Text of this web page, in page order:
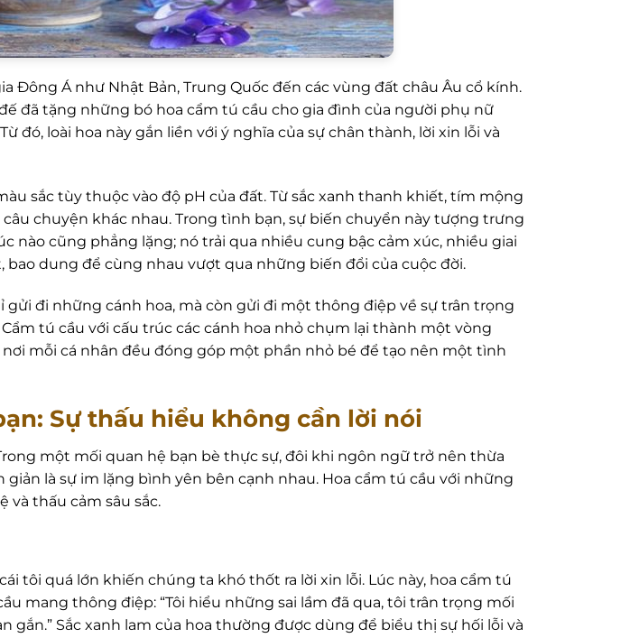
Đông Á như Nhật Bản, Trung Quốc đến các vùng đất châu Âu cổ kính.
đã tặng những bó hoa cẩm tú cầu cho gia đình của người phụ nữ
đó, loài hoa này gắn liền với ý nghĩa của sự chân thành, lời xin lỗi và
sắc tùy thuộc vào độ pH của đất. Từ sắc xanh thanh khiết, tím mộng
chuyện khác nhau. Trong tình bạn, sự biến chuyển này tượng trưng
nào cũng phẳng lặng; nó trải qua nhiều cung bậc cảm xúc, nhiều giai
dung để cùng nhau vượt qua những biến đổi của cuộc đời.
gửi đi những cánh hoa, mà còn gửi đi một thông điệp về sự trân trọng
tú cầu với cấu trúc các cánh hoa nhỏ chụm lại thành một vòng
mỗi cá nhân đều đóng góp một phần nhỏ bé để tạo nên một tình
Sự thấu hiểu không cần lời nói
một mối quan hệ bạn bè thực sự, đôi khi ngôn ngữ trở nên thừa
là sự im lặng bình yên bên cạnh nhau. Hoa cẩm tú cầu với những
và thấu cảm sâu sắc.
tôi quá lớn khiến chúng ta khó thốt ra lời xin lỗi. Lúc này, hoa cẩm tú
mang thông điệp: “Tôi hiểu những sai lầm đã qua, tôi trân trọng mối
Sắc xanh lam của hoa thường được dùng để biểu thị sự hối lỗi và